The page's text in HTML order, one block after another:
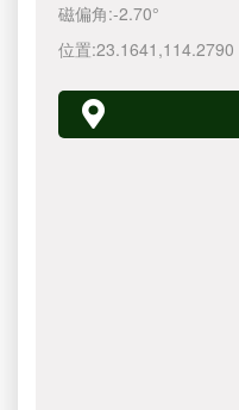
磁偏角:-2.70°
位置:23.1641 ,114.2790